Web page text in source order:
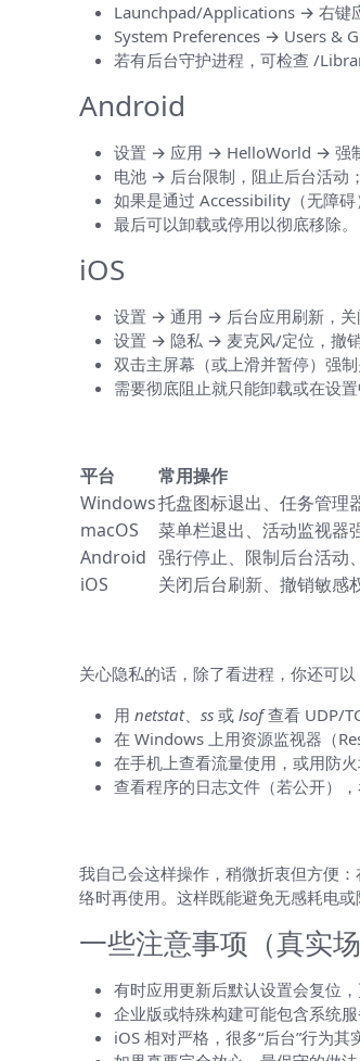
Launchpad/Applications → 右键
System Preferences → Users &
若有后台守护进程，可检查 /
Android
设置 → 应用 → HelloWorld → 强
电池 → 后台限制，阻止后台活动；
如果是通过 Accessibility（无障
最后可以卸载或停用以彻底移除。
iOS
设置 → 通用 → 后台应用刷新，关
设置 → 隐私 → 麦克风/定位，撤
双击主屏幕（或上滑并暂停）强
需要彻底阻止就只能卸载或在设置
平台
常用操作
Windows托盘图标退出、任务管理
macOS
菜单栏退出、活动监视器
Android 强行停止、限制后台活动
iOS
关闭后台刷新、撤销敏感
关心隐私的话，除了看进程，你还可以
用 netstat、 ss或 lsof查看 UDP/
在 Windows 上用资源监视器（
在手机上查看流量使用，或用防
查看程序的日志文件（若公开）
我自己会这样操作，稍微折衷但方便
络时再使用。这样既能避免无感耗电或
一些注意事项（真实场
有时应用更新后默认设置会复位
企业版或特殊构建可能包含系统
iOS 相对严格，很多“后台”行为